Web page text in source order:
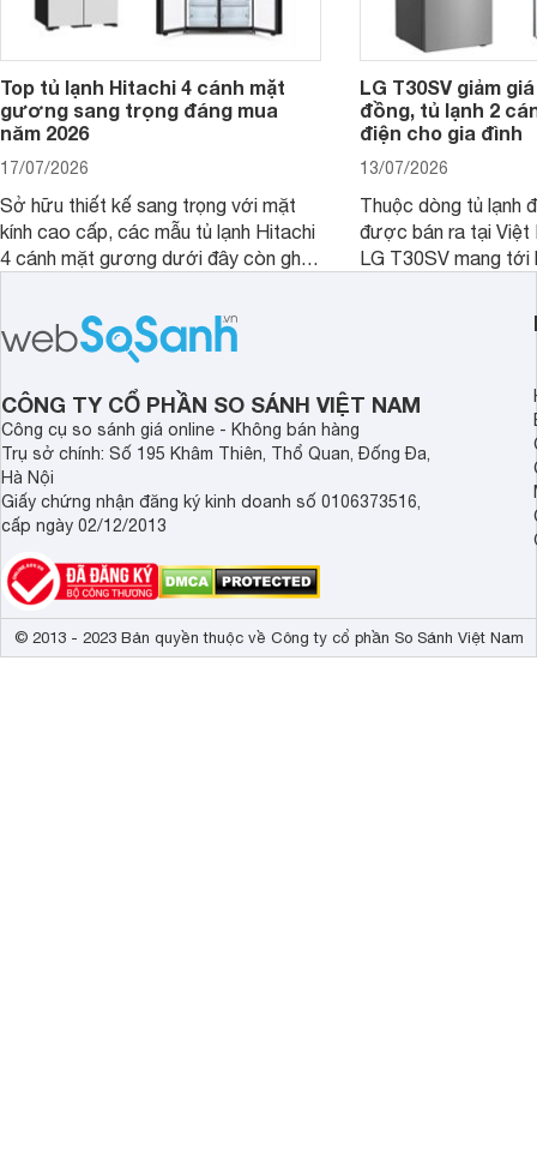
Top tủ lạnh Hitachi 4 cánh mặt
gương sang trọng đáng mua
năm 2026
17/07/2026
Sở hữu thiết kế sang trọng với mặt
kính cao cấp, các mẫu tủ lạnh Hitachi
4 cánh mặt gương dưới đây còn ghi
công nghệ bảo quản hiện đại, đáp ứng
tốt nhu cầu lưu trữ thực phẩm của gia
LG T30SV giảm
đồng, tủ lạnh 2
điện cho gia đình
13/07/2026
Thuộc dòng tủ lạnh
được bán ra tại Việt
LG T30SV mang
mức giá bán dễ
nhiều khách hàng
CÔNG TY CỔ PHẦN SO SÁNH VIỆT NAM
Công cụ so sánh giá online - Không bán hàng
Trụ sở chính: Số 195 Khâm Thiên, Thổ Quan, Đống Đa,
Hà Nội
Giấy chứng nhận đăng ký kinh doanh số 0106373516,
cấp ngày 02/12/2013
© 2013 - 2023 Bản quyền thuộc về Công ty cổ phần So Sánh Việt Nam